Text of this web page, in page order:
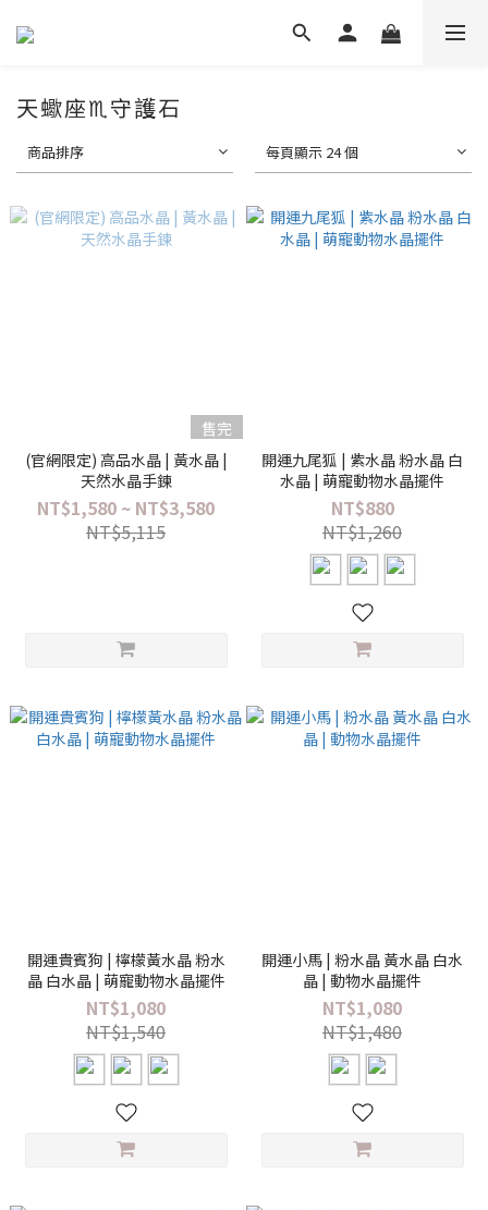
天蠍座♏守護石
商品排序 每頁顯示 24 個
售完
(官網限定) 高品水晶 | 黃水晶 |
天然水晶手鍊
NT$1,580 ~ NT$3,580
NT$5,115
開運九尾狐 | 紫水晶 粉水晶 白
水晶 | 萌寵動物水晶擺件
NT$880
NT$1,260
開運貴賓狗 | 檸檬黃水晶 粉水
晶 白水晶 | 萌寵動物水晶擺件
NT$1,080
NT$1,540
開運小馬 | 粉水晶 黃水晶 白水
晶 | 動物水晶擺件
NT$1,080
NT$1,480